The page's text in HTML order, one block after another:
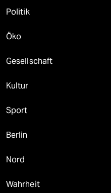
Politik
Öko
Gesellschaft
Kultur
Sport
Berlin
Nord
Wahrheit